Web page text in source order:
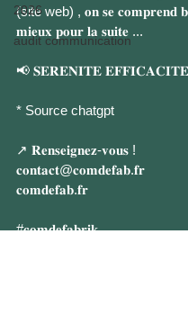
2026
audit communication
(site web) , 𝐨𝐧 𝐬𝐞 𝐜𝐨𝐦𝐩𝐫𝐞𝐧𝐝
𝐦𝐢𝐞𝐮𝐱 𝐩𝐨𝐮𝐫 𝐥𝐚 𝐬𝐮𝐢𝐭𝐞 ...
📢 𝐒𝐄𝐑𝐄𝐍𝐈𝐓𝐄
* Source chatgpt
↗ 𝐑𝐞𝐧𝐬𝐞𝐢𝐠𝐧𝐞𝐳-𝐯𝐨𝐮𝐬 !
𝐜𝐨𝐧𝐭𝐚𝐜𝐭@𝐜𝐨𝐦𝐝𝐞𝐟𝐚𝐛.𝐟𝐫
𝐜𝐨𝐦𝐝𝐞𝐟𝐚𝐛.𝐟𝐫
#𝐜𝐨𝐦𝐝𝐞𝐟𝐚𝐛𝐫𝐢𝐤